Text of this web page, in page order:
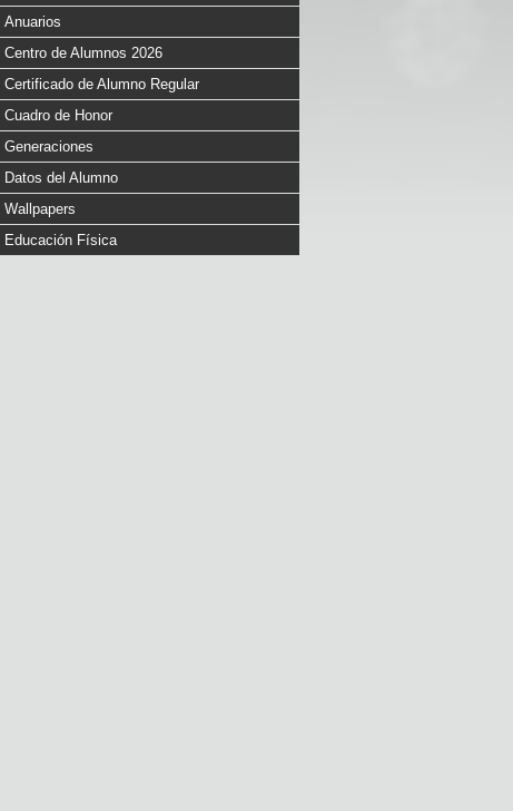
Anuarios
Centro de Alumnos 2026
Certificado de Alumno Regular
Cuadro de Honor
Generaciones
Datos del Alumno
Wallpapers
Educación Física